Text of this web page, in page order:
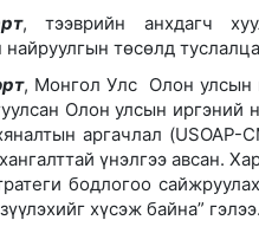
хамгаалахын тулд Канадын
, тээврийн анхдагч
төсөлд
, Монгол Улс Олон улсын
Олон улсын иргэний
аргачлал (USOAP-
үнэлгээ авсан.
бодлогоо
хүсэж байна” гэлээ.